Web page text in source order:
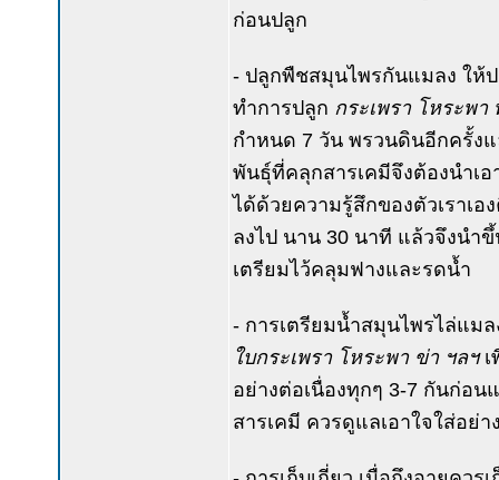
ก่อนปลูก
- ปลูกพืชสมุนไพรกันแมลง ให้
ทำการปลูก กระเพรา โหระพา
กำหนด 7 วัน พรวนดินอีกครั้ง
พันธุ์ที่คลุกสารเคมีจึงต้องนำเ
ได้ด้วยความรู้สึกของตัวเราเ
ลงไป นาน 30 นาที แล้วจึงนำ
เตรียมไว้คลุมฟางและรดน้ำ
- การเตรียมน้ำสมุนไพรไล่แม
ใบกระเพรา โหระพา ข่า ฯลฯ
อย่างต่อเนื่องทุกๆ 3-7 กันก่อ
สารเคมี ควรดูแลเอาใจใส่อย่า